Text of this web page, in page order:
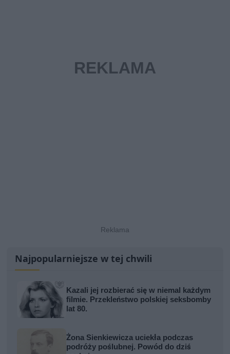
Najpopularniejsze w tej chwili
Kazali jej rozbierać się w niemal każdym
filmie. Przekleństwo polskiej seksbomby
lat 80.
Żona Sienkiewicza uciekła podczas
podróży poślubnej. Powód do dziś